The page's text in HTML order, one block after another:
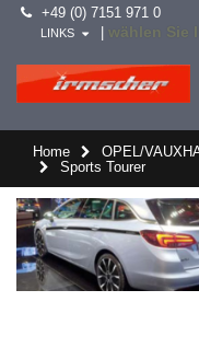
+49 (0) 7151 971 0
wählen Sie
LINKS
Home OPEL/
Sports Tourer